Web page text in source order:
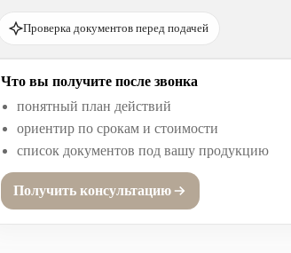
Проверка документов перед подачей
Что вы получите после звонка
понятный план действий
ориентир по срокам и стоимости
список документов под вашу продукцию
Получить консультацию